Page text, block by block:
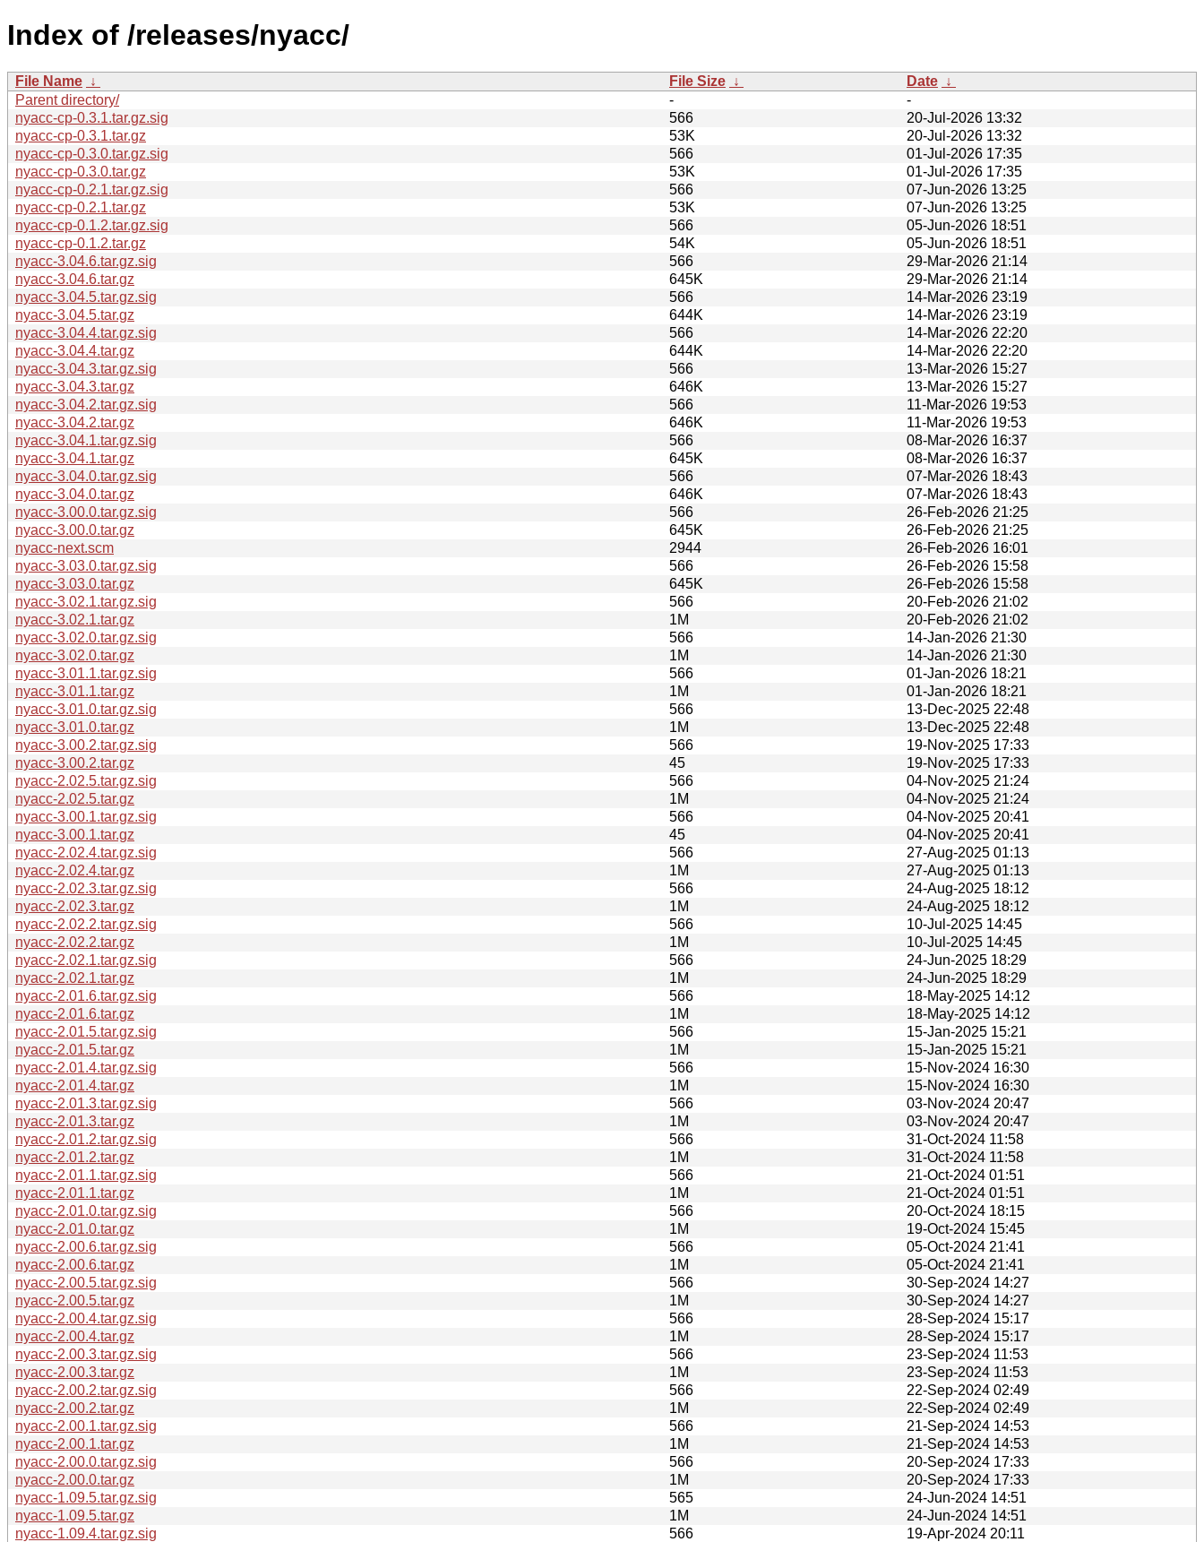
Index of /releases/nyacc/
File Name ↓ File Size ↓ Date ↓
Parent directory/
-
-
nyacc-cp-0.3.1.tar.gz.sig
566
20-Jul-2026 13:32
nyacc-cp-0.3.1.tar.gz
53K
20-Jul-2026 13:32
nyacc-cp-0.3.0.tar.gz.sig
566
01-Jul-2026 17:35
nyacc-cp-0.3.0.tar.gz
53K
01-Jul-2026 17:35
nyacc-cp-0.2.1.tar.gz.sig
566
07-Jun-2026 13:25
nyacc-cp-0.2.1.tar.gz
53K
07-Jun-2026 13:25
nyacc-cp-0.1.2.tar.gz.sig
566
05-Jun-2026 18:51
nyacc-cp-0.1.2.tar.gz
54K
05-Jun-2026 18:51
nyacc-3.04.6.tar.gz.sig
566
29-Mar-2026 21:14
nyacc-3.04.6.tar.gz
645K
29-Mar-2026 21:14
nyacc-3.04.5.tar.gz.sig
566
14-Mar-2026 23:19
nyacc-3.04.5.tar.gz
644K
14-Mar-2026 23:19
nyacc-3.04.4.tar.gz.sig
566
14-Mar-2026 22:20
nyacc-3.04.4.tar.gz
644K
14-Mar-2026 22:20
nyacc-3.04.3.tar.gz.sig
566
13-Mar-2026 15:27
nyacc-3.04.3.tar.gz
646K
13-Mar-2026 15:27
nyacc-3.04.2.tar.gz.sig
566
11-Mar-2026 19:53
nyacc-3.04.2.tar.gz
646K
11-Mar-2026 19:53
nyacc-3.04.1.tar.gz.sig
566
08-Mar-2026 16:37
nyacc-3.04.1.tar.gz
645K
08-Mar-2026 16:37
nyacc-3.04.0.tar.gz.sig
566
07-Mar-2026 18:43
nyacc-3.04.0.tar.gz
646K
07-Mar-2026 18:43
nyacc-3.00.0.tar.gz.sig
566
26-Feb-2026 21:25
nyacc-3.00.0.tar.gz
645K
26-Feb-2026 21:25
nyacc-next.scm
2944
26-Feb-2026 16:01
nyacc-3.03.0.tar.gz.sig
566
26-Feb-2026 15:58
nyacc-3.03.0.tar.gz
645K
26-Feb-2026 15:58
nyacc-3.02.1.tar.gz.sig
566
20-Feb-2026 21:02
nyacc-3.02.1.tar.gz
1M
20-Feb-2026 21:02
nyacc-3.02.0.tar.gz.sig
566
14-Jan-2026 21:30
nyacc-3.02.0.tar.gz
1M
14-Jan-2026 21:30
nyacc-3.01.1.tar.gz.sig
566
01-Jan-2026 18:21
nyacc-3.01.1.tar.gz
1M
01-Jan-2026 18:21
nyacc-3.01.0.tar.gz.sig
566
13-Dec-2025 22:48
nyacc-3.01.0.tar.gz
1M
13-Dec-2025 22:48
nyacc-3.00.2.tar.gz.sig
566
19-Nov-2025 17:33
nyacc-3.00.2.tar.gz
45
19-Nov-2025 17:33
nyacc-2.02.5.tar.gz.sig
566
04-Nov-2025 21:24
nyacc-2.02.5.tar.gz
1M
04-Nov-2025 21:24
nyacc-3.00.1.tar.gz.sig
566
04-Nov-2025 20:41
nyacc-3.00.1.tar.gz
45
04-Nov-2025 20:41
nyacc-2.02.4.tar.gz.sig
566
27-Aug-2025 01:13
nyacc-2.02.4.tar.gz
1M
27-Aug-2025 01:13
nyacc-2.02.3.tar.gz.sig
566
24-Aug-2025 18:12
nyacc-2.02.3.tar.gz
1M
24-Aug-2025 18:12
nyacc-2.02.2.tar.gz.sig
566
10-Jul-2025 14:45
nyacc-2.02.2.tar.gz
1M
10-Jul-2025 14:45
nyacc-2.02.1.tar.gz.sig
566
24-Jun-2025 18:29
nyacc-2.02.1.tar.gz
1M
24-Jun-2025 18:29
nyacc-2.01.6.tar.gz.sig
566
18-May-2025 14:12
nyacc-2.01.6.tar.gz
1M
18-May-2025 14:12
nyacc-2.01.5.tar.gz.sig
566
15-Jan-2025 15:21
nyacc-2.01.5.tar.gz
1M
15-Jan-2025 15:21
nyacc-2.01.4.tar.gz.sig
566
15-Nov-2024 16:30
nyacc-2.01.4.tar.gz
1M
15-Nov-2024 16:30
nyacc-2.01.3.tar.gz.sig
566
03-Nov-2024 20:47
nyacc-2.01.3.tar.gz
1M
03-Nov-2024 20:47
nyacc-2.01.2.tar.gz.sig
566
31-Oct-2024 11:58
nyacc-2.01.2.tar.gz
1M
31-Oct-2024 11:58
nyacc-2.01.1.tar.gz.sig
566
21-Oct-2024 01:51
nyacc-2.01.1.tar.gz
1M
21-Oct-2024 01:51
nyacc-2.01.0.tar.gz.sig
566
20-Oct-2024 18:15
nyacc-2.01.0.tar.gz
1M
19-Oct-2024 15:45
nyacc-2.00.6.tar.gz.sig
566
05-Oct-2024 21:41
nyacc-2.00.6.tar.gz
1M
05-Oct-2024 21:41
nyacc-2.00.5.tar.gz.sig
566
30-Sep-2024 14:27
nyacc-2.00.5.tar.gz
1M
30-Sep-2024 14:27
nyacc-2.00.4.tar.gz.sig
566
28-Sep-2024 15:17
nyacc-2.00.4.tar.gz
1M
28-Sep-2024 15:17
nyacc-2.00.3.tar.gz.sig
566
23-Sep-2024 11:53
nyacc-2.00.3.tar.gz
1M
23-Sep-2024 11:53
nyacc-2.00.2.tar.gz.sig
566
22-Sep-2024 02:49
nyacc-2.00.2.tar.gz
1M
22-Sep-2024 02:49
nyacc-2.00.1.tar.gz.sig
566
21-Sep-2024 14:53
nyacc-2.00.1.tar.gz
1M
21-Sep-2024 14:53
nyacc-2.00.0.tar.gz.sig
566
20-Sep-2024 17:33
nyacc-2.00.0.tar.gz
1M
20-Sep-2024 17:33
nyacc-1.09.5.tar.gz.sig
565
24-Jun-2024 14:51
nyacc-1.09.5.tar.gz
1M
24-Jun-2024 14:51
nyacc-1.09.4.tar.gz.sig
566
19-Apr-2024 20:11